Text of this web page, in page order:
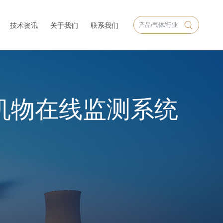
技术资讯 关于我们 联系我们
物在线监测系统